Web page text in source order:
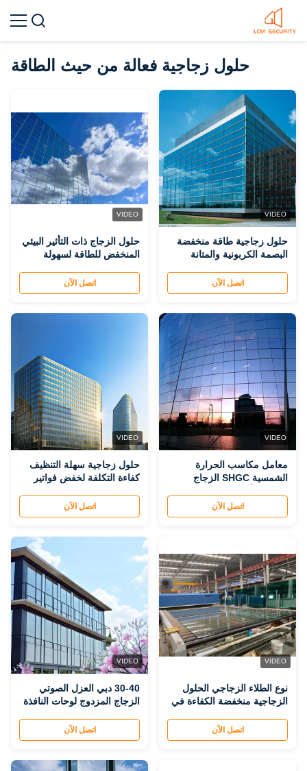
حلول زجاجية فعالة من حيث الطاقة
VIDEO
حلول زجاجية طاقة منخفضة
البصمة الكربونية والمتانة
تكاليف الصيانةاتصل الآن
VIDEO
حلول الزجاج ذات التأثير البيئي
المنخفض للطاقة لسهولة
اتصل الآن
VIDEO
معامل مكاسب الحرارة
الشمسية SHGC الزجاج
وتخفيض تكاليف الصيانة مع
نوع الطلاء منخفض E
اتصل الآن
VIDEO
حلول زجاجية سهلة التنظيف
كفاءة التكلفة لخفض فواتير
الصيانة الزجاج الطاقة
اتصل الآن
VIDEO
نوع الطلاء الزجاجي الحلول
الزجاجية منخفضة الكفاءة في
السكنية والتجارية كفاءة
الطاقة
اتصل الآن
VIDEO
30-40 دبي العزل الصوتي
الزجاج المزدوج لوحات النافذة
للفضاء الخاص بك
اتصل الآن